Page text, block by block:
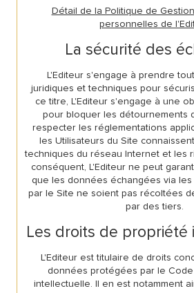
Détail de la Politique de
personnelles de
La sécurité des
L'Editeur s'engage à prendre
juridiques et techniques pour
ce titre, L'Editeur s'engage à une
pour bloquer les détournements
respecter les réglementations
les Utilisateurs du Site
techniques du réseau Internet et les
conséquent, L'Editeur ne peut
que les données échangées via
par le Site ne soient pas récoltées
par des tiers.
Les droits de
L'Editeur est titulaire de droits
données protégées par le
intellectuelle. Il en est notamment